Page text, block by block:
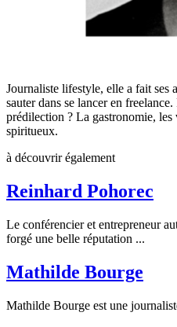
Journaliste lifestyle, elle a fait ses
sauter dans se lancer en
prédilection ? La gastronomie,
spiritueux.
à découvrir également
Reinhard Pohorec
Le conférencier et entrepreneur
forgé une belle réputation ...
Mathilde Bourge
Mathilde Bourge est une